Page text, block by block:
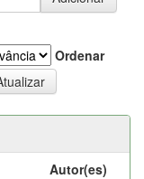
Ordenar
Autor(es)